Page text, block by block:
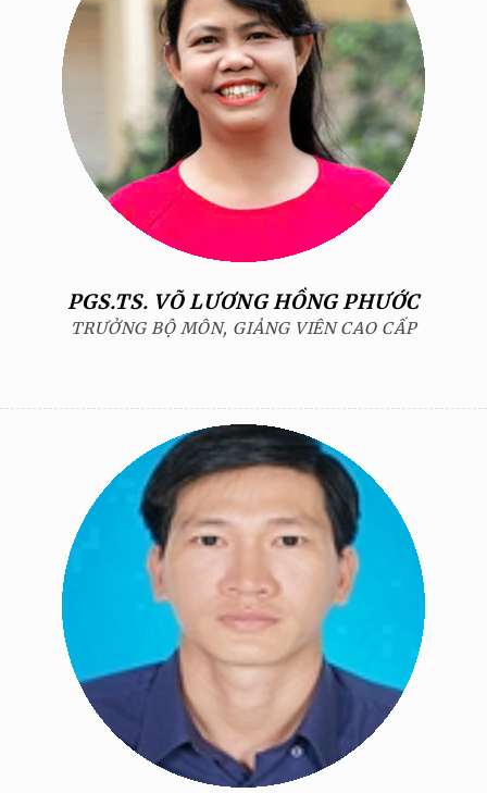
PGS.TS. VÕ LƯƠNG HỒNG PHƯỚC
TRƯỞNG BỘ MÔN, GIẢNG VIÊN CAO CẤP